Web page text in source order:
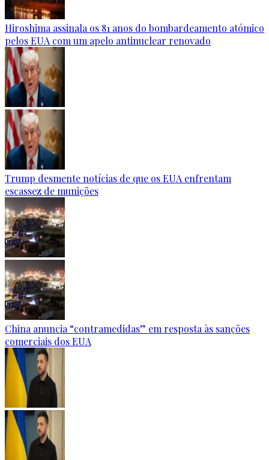
Hiroshima assinala os 81 anos do bombardeamento atómico
pelos EUA com um apelo antinuclear renovado
Trump desmente notícias de que os EUA enfrentam
escassez de munições
China anuncia “contramedidas” em resposta às sanções
comerciais dos EUA